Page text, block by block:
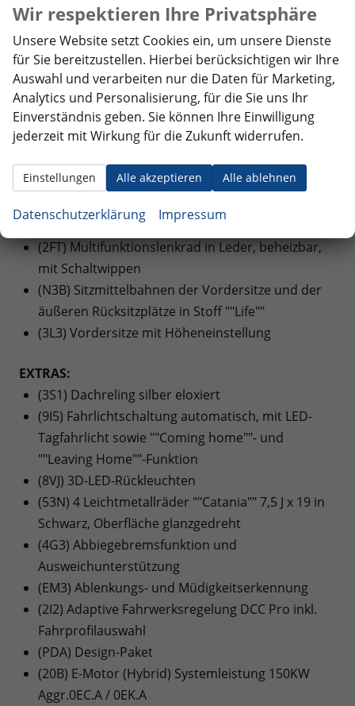
(3H2) Beifahrersitzlehne komplett umklappbar
(3A2) ISOFIX-Halteösen für Kindersitze auf den
äußeren Rücksitzen sowie auf dem Beifahrersitz,
i-Size-kompatibel
(KH7) 3-Zonen Klimaautomatik ""Air Care
Climatronic"" mit Bedienteil hinten und Aktiv-
Kombifilter
(9Z3) 230 Volt Steckdose im Gepäckraum
(8I6) Lendenwirbelstützen vorn pneumatisch
(6E3) Mittelarmlehne vorne
(2FT) Multifunktionslenkrad in Leder, beheizbar,
mit Schaltwippen
(N3B) Sitzmittelbahnen der Vordersitze und der
äußeren Rücksitzplätze in Stoff ""Life""
(3L3) Vordersitze mit Höheneinstellung
EXTRAS:
(3S1) Dachreling silber eloxiert
(9I5) Fahrlichtschaltung automatisch, mit LED-
Tagfahrlicht sowie ""Coming home""- und
""Leaving Home""-Funktion
(8VJ) 3D-LED-Rückleuchten
(53N) 4 Leichtmetallräder ""Catania"" 7,5 J x 19 in
Schwarz, Oberfläche glanzgedreht
(4G3) Abbiegebremsfunktion und
Ausweichunterstützung
(EM3) Ablenkungs- und Müdigkeitserkennung
(2I2) Adaptive Fahrwerksregelung DCC Pro inkl.
Fahrprofilauswahl
(PDA) Design-Paket
(20B) E-Motor (Hybrid) Systemleistung 150KW
Aggr.0EC.A / 0EK.A
Wir respektieren Ihre Privatsphäre
Unsere Website setzt Cookies ein, um unsere Dienste
für Sie bereitzustellen. Hierbei berücksichtigen wir Ihre
Auswahl und verarbeiten nur die Daten für Marketing,
Analytics und Personalisierung, für die Sie uns Ihr
Einverständnis geben. Sie können Ihre Einwilligung
jederzeit mit Wirkung für die Zukunft widerrufen.
Alle akzeptieren Alle ablehnen
Einstellungen
Datenschutzerklärung Impressum